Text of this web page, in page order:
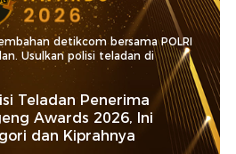
detikcom bersama POLRI
Usulkan polisi teladan di
Teladan Penerima
Awards 2026, Ini
dan Kiprahnya